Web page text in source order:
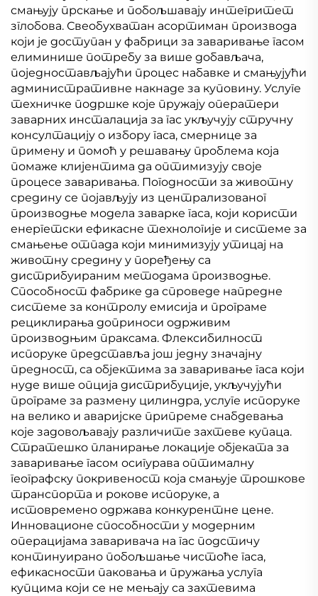
смањују прскање и побољшавају интегритет
зглобова. Свеобухватан асортиман производа
који је доступан у фабрици за заваривање гасом
елиминише потребу за више добављача,
поједностављајући процес набавке и смањујући
административне накнаде за куповину. Услуге
техничке подршке које пружају оператери
заварних инсталација за гас укључују стручну
консултацију о избору гаса, смернице за
примену и помоћ у решавању проблема која
помаже клијентима да оптимизују своје
процесе заваривања. Погодности за животну
средину се појављују из централизованог
производње модела заварке гаса, који користи
енергетски ефикасне технологије и системе за
смањење отпада који минимизују утицај на
животну средину у поређењу са
дистрибуираним методама производње.
Способност фабрике да спроведе напредне
системе за контролу емисија и програме
рециклирања доприноси одрживим
производњим праксама. Флексибилност
испоруке представља још једну значајну
предност, са објектима за заваривање гаса који
нуде више опција дистрибуције, укључујући
програме за размену цилиндра, услуге испоруке
на велико и аваријске припреме снабдевања
које задовољавају различите захтеве купаца.
Стратешко планирање локације објеката за
заваривање гасом осигурава оптималну
географску покривеност која смањује трошкове
транспорта и рокове испоруке, а
истовремено одржава конкурентне цене.
Инновационе способности у модерним
операцијама заваривача на гас подстичу
континуирано побољшање чистоће гаса,
ефикасности паковања и пружања услуга
купцима који се не мењају са захтевима